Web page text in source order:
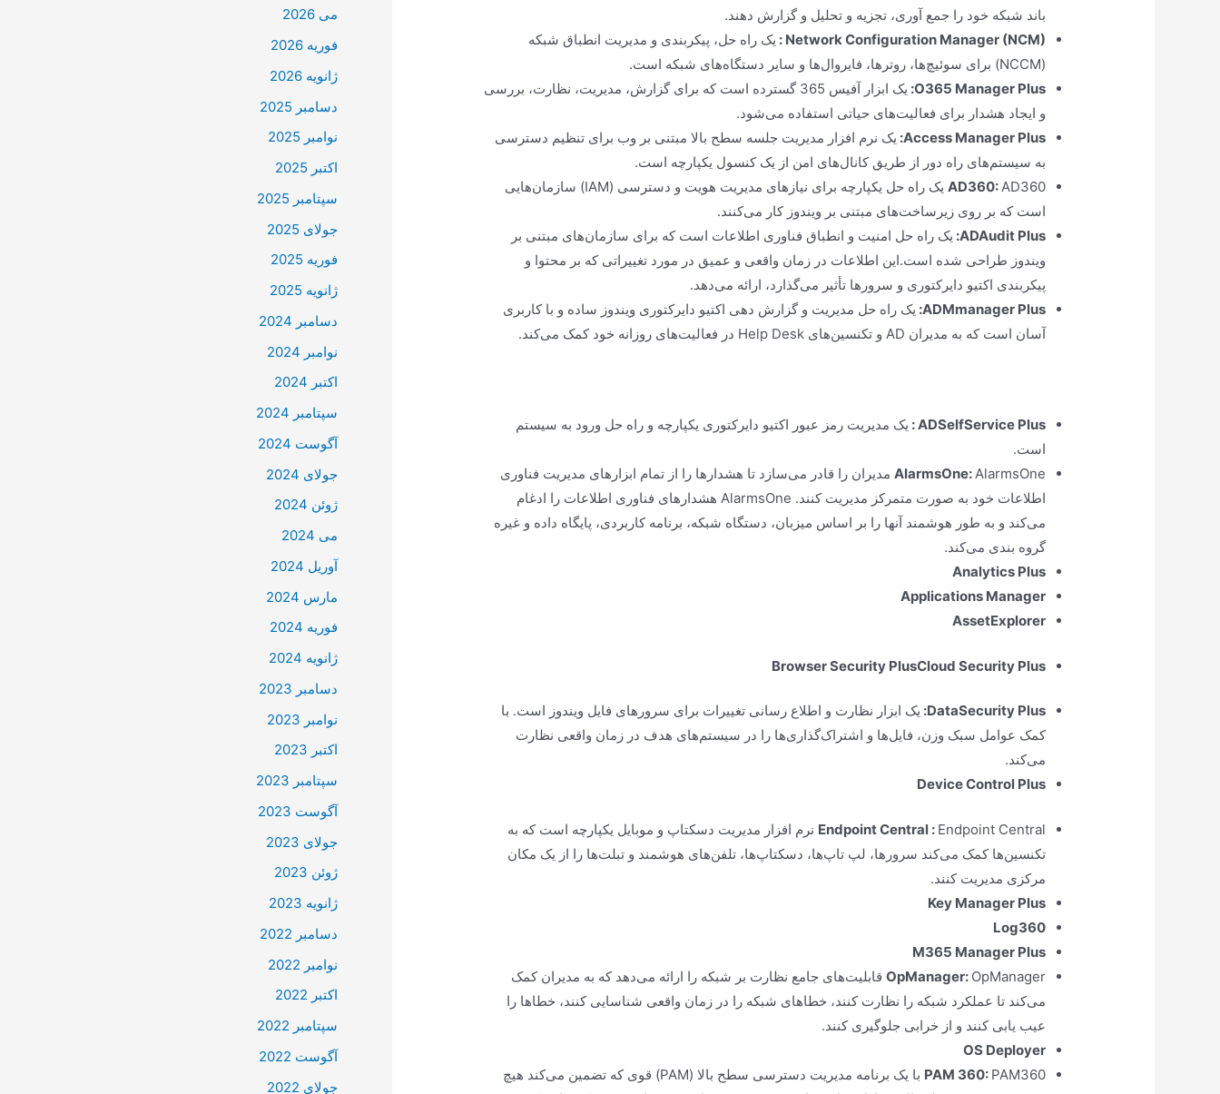
باند شبکه خود را جمع آوری، تجزیه و تحلیل و گزارش دهند.
Network Configuration Manager (NCM)
: یک راه حل، پیکربندی و مدیریت انطباق شبکه
(NCCM) برای سوئیچ‌ها، روترها، فایروال‌ها و سایر دستگاه‌های شبکه است.
O365 Manager Plus
:
یک ابزار آفیس 365 گسترده است که برای گزارش، مدیریت، نظارت، بررسی
و ایجاد هشدار برای فعالیت‌های حیاتی استفاده می‌شود.
Access Manager Plus
: یک نرم افزار مدیریت جلسه سطح بالا مبتنی بر وب برای تنظیم دسترسی
به سیستم‌های راه دور از طریق کانال‌های امن از یک کنسول یکپارچه است.
AD360:
AD360 یک راه حل یکپارچه برای نیازهای مدیریت هویت و دسترسی (IAM) سازمان‌هایی
است که بر روی زیرساخت‌های مبتنی بر ویندوز کار می‌کنند.
ADAudit Plus
: یک راه حل امنیت و انطباق فناوری اطلاعات است که برای سازمان‌های مبتنی بر
ویندوز طراحی شده است.این اطلاعات در زمان واقعی و عمیق در مورد تغییراتی که بر محتوا و
پیکربندی اکتیو دایرکتوری و سرورها تأثیر می‌گذارد، ارائه می‌دهد.
ADMmanager Plus
: یک راه حل مدیریت و گزارش دهی اکتیو دایرکتوری ویندوز ساده و با کاربری
آسان است که به مدیران AD و تکنسین‌های Help Desk در فعالیت‌های روزانه خود کمک می‌کند.
ADSelfService Plus
: یک مدیریت رمز عبور اکتیو دایرکتوری یکپارچه و راه حل ورود به سیستم
است.
AlarmsOne:
AlarmsOne مدیران را قادر می‌سازد تا هشدارها را از تمام ابزارهای مدیریت فناوری
اطلاعات خود به صورت متمرکز مدیریت کنند. AlarmsOne هشدارهای فناوری اطلاعات را ادغام
می‌کند و به طور هوشمند آنها را بر اساس میزبان، دستگاه شبکه، برنامه کاربردی، پایگاه داده و غیره
گروه بندی می‌کند.
Analytics Plus
Applications Manager
AssetExplorer
Browser Security PlusCloud Security Plus
DataSecurity Plus
: یک ابزار نظارت و اطلاع رسانی تغییرات برای سرورهای فایل ویندوز است. با
کمک عوامل سبک وزن، فایل‌ها و اشتراک‌گذاری‌ها را در سیستم‌های هدف در زمان واقعی نظارت
می‌کند.
Device Control Plus
Endpoint Central:
Endpoint Central نرم افزار مدیریت دسکتاپ و موبایل یکپارچه است که به
تکنسین‌ها کمک می‌کند سرورها، لپ تاپ‌ها، دسکتاپ‌ها، تلفن‌های هوشمند و تبلت‌ها را از یک مکان
مرکزی مدیریت کنند.
Key Manager Plus
Log360
M365 Manager Plus
OpManager:
OpManager قابلیت‌های جامع نظارت بر شبکه را ارائه می‌دهد که به مدیران کمک
می‌کند تا عملکرد شبکه را نظارت کنند، خطاهای شبکه را در زمان واقعی شناسایی کنند، خطاها را
عیب یابی کنند و از خرابی جلوگیری کنند.
OS Deployer
PAM 360:
PAM360 با یک برنامه مدیریت دسترسی سطح بالا (PAM) قوی که تضمین می‌کند هیچ
می 2026
فوریه 2026
ژانویه 2026
دسامبر 2025
نوامبر 2025
اکتبر 2025
سپتامبر 2025
جولای 2025
فوریه 2025
ژانویه 2025
دسامبر 2024
نوامبر 2024
اکتبر 2024
سپتامبر 2024
آگوست 2024
جولای 2024
ژوئن 2024
می 2024
آوریل 2024
مارس 2024
فوریه 2024
ژانویه 2024
دسامبر 2023
نوامبر 2023
اکتبر 2023
سپتامبر 2023
آگوست 2023
جولای 2023
ژوئن 2023
ژانویه 2023
دسامبر 2022
نوامبر 2022
اکتبر 2022
سپتامبر 2022
آگوست 2022
جولای 2022